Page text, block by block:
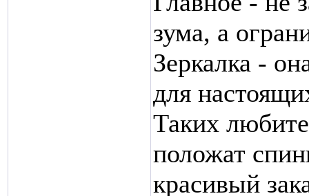
зума, а
Зеркалка -
для
Таких
положат
красивый